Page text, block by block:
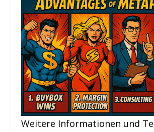
Weitere Informationen und